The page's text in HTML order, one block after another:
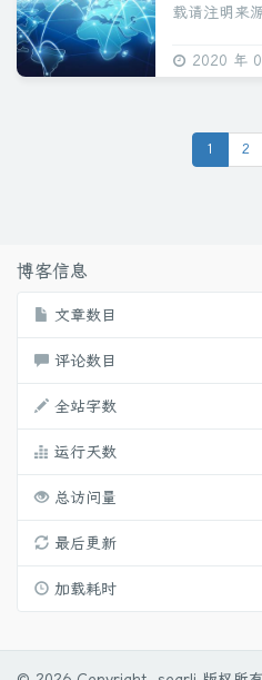
载请注明来
./frps.ini执
2020 年
1 2
博客信息
文章数目
评论数目
全站字数
运行天数
总访问量
最后更新
加载耗时